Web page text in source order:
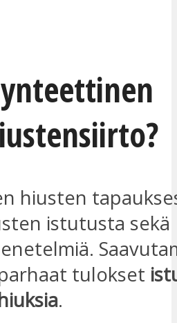
hiusten
istutusta sekä
tulokset
.